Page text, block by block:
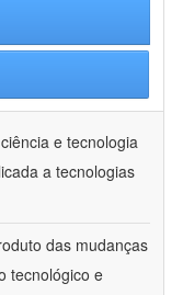
e tecnologia
a tecnologias
das mudanças
tecnológico e